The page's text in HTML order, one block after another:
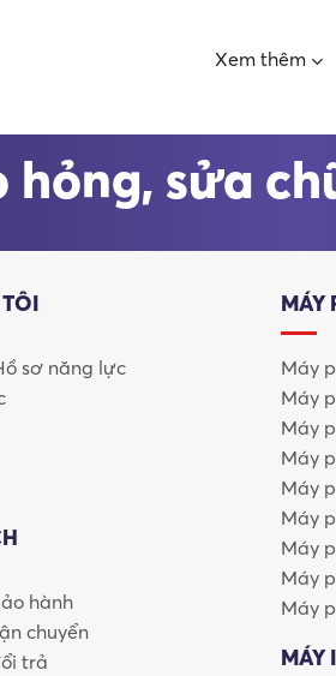
mới nhất:
Xem thêm
hỏng, sửa
sơ năng lực
hành
chuyển
trả
MÁY
Máy
Máy
Máy
Máy
Máy
Máy
Máy
Máy
Máy
MÁY